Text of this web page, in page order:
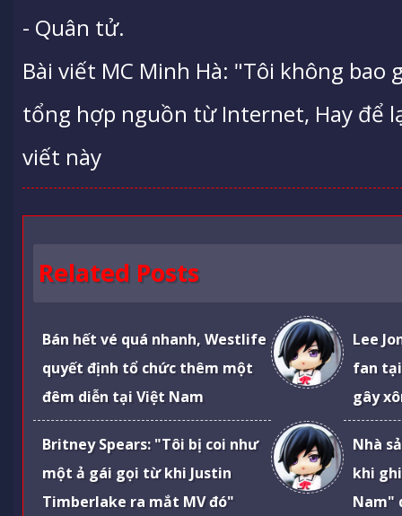
- Quân tử.
Bài viết MC Minh Hà: "Tôi không bao
tổng hợp nguồn từ Internet, Hay để
viết này
Related Posts
Bán hết vé quá nhanh, Westlife
quyết định tổ chức thêm một
đêm diễn tại Việt Nam
Lee
fan tại
gây
Britney Spears: "Tôi bị coi như
một ả gái gọi từ khi Justin
Timberlake ra mắt MV đó"
Nhà
khi
Nam"